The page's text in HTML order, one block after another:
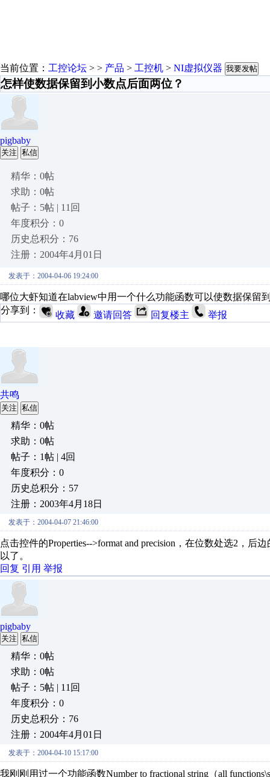
当前位置： 工控论坛 > > 产品 > 工控机 > NI虚拟仪器 我要发帖
怎样使数据保留到小数点后面两位？
pigbaby
关注 私信
精华：0帖
求助：0帖
帖子：5帖 | 11回
年度积分：0
历史总积分：76
注册：2004年4月01日
发表于：2004-04-06 19:24:00
哪位大虾知道在labview中用一个什么功能函数可以使数据保留
分享到：
收藏 邀请回答 回复楼主 举报
共鸣
关注 私信
精华：0帖
求助：0帖
帖子：1帖 | 4回
年度积分：0
历史总积分：57
注册：2003年4月18日
发表于：2004-04-07 21:46:00
点击控件的Properties-->format and precision，在位数处选2，
以了。
回复 引用 举报
pigbaby
关注 私信
精华：0帖
求助：0帖
帖子：5帖 | 11回
年度积分：0
历史总积分：76
注册：2004年4月01日
发表于：2004-04-10 15:17:00
我刚刚用过一个功能函数Number to fractional string（all